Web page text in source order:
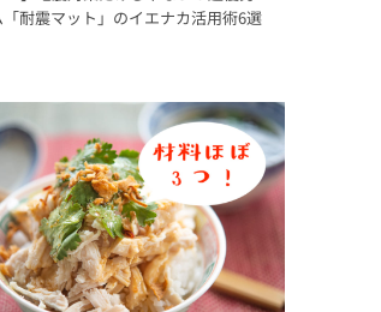
「耐震マット」のイエナカ活用術6選